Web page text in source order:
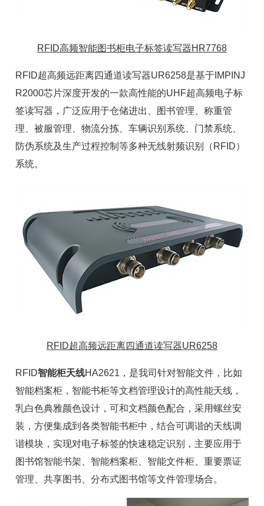
RFID高频智能图书柜电子标签读写器HR7768
RFID超高频远距离四通道读写器UR6258是基于IMPINJ
R2000芯片深度开发的一款高性能的UHF超高频电子标
签读写器 ，广泛应用于仓储进出、 图书管理 、称重管
理、 被服管理 、物流分拣、 车辆识别系统 、门禁系统、
防伪系统及生产过程控制等多种无线射频识别（RFID）
系统。
RFID超高频远距离四通道读写器UR6258
RFID智能柜天线HA2621，是我司针对智能文件，比如
智能档案柜 ， 智能书柜等文档管理设计的高性能天线，
乳白色典雅颜色设计，可和文档颜色配合，采用螺丝安
装，方便集成到各类智能书柜中，结合可调谐的天线调
谐模块，实现对电子标签的快速稳定识别，主要应用于
图书馆智能书架、 智能档案柜 智能文件柜 、重要票证
管理、共享图书、分布式图书馆等文件管理场合。